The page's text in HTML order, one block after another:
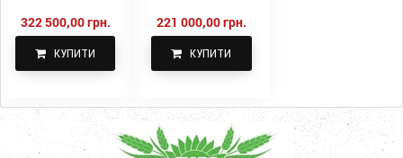
322 500,00 грн.
КУПИТИ
221 000,00 грн.
КУПИТИ